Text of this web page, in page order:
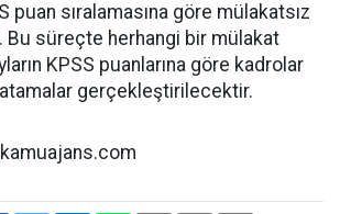
puan sıralamasına göre mülakatsız
Bu süreçte herhangi bir mülakat
KPSS puanlarına göre kadrolar
gerçekleştirilecektir.
kamuajans.com